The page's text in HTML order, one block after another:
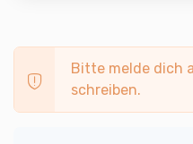
Bitte melde dich
schreiben.